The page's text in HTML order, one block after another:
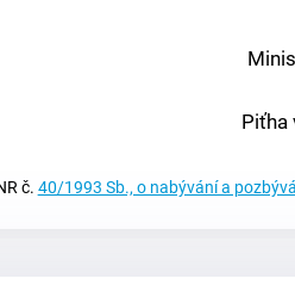
Piťha
č. 40/1993 Sb., o nabývání a